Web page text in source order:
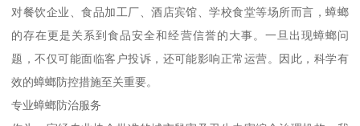
对餐饮企业、食品加工厂、酒店宾馆、学校食堂等场所而言，蟑螂
的存在更是关系到食品安全和经营信誉的大事。一旦出现蟑螂问
题，不仅可能面临客户投诉，还可能影响正常运营。因此，科学有
效的蟑螂防控措施至关重要。
专业蟑螂防治服务